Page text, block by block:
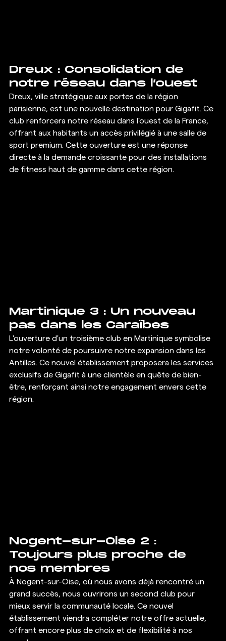
Dreux : Consolidation de
notre réseau dans l’ouest
Dreux, ville stratégique aux portes de la région
parisienne, est une nouvelle destination pour Gigafit. Ce
club renforcera notre réseau dans l'ouest de la France,
offrant aux habitants un accès privilégié à une salle de
sport premium. Cette ouverture est une réponse
directe à la demande croissante pour des installations
de fitness haut de gamme dans cette région.
Martinique 3 : Un nouveau
pas dans les Caraïbes
L'ouverture d'un troisième club en Martinique symbolise
notre volonté de poursuivre notre expansion dans les
Antilles. Ce nouvel établissement proposera les services
exclusifs de Gigafit à une clientèle en quête de bien-
être, renforçant ainsi notre engagement envers cette
région.
Nogent-sur-Oise 2 :
Toujours plus proche de
nos membres
À Nogent-sur-Oise, où nous avons déjà rencontré un
grand succès, nous ouvrirons un second club pour
mieux servir la communauté locale. Ce nouvel
établissement viendra compléter notre offre actuelle,
offrant encore plus de choix et de flexibilité à nos